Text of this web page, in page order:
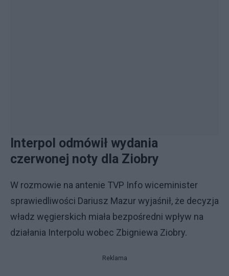
Interpol odmówił wydania
czerwonej noty dla Ziobry
W rozmowie na antenie TVP Info wiceminister
sprawiedliwości Dariusz Mazur wyjaśnił, że decyzja
władz węgierskich miała bezpośredni wpływ na
działania Interpolu wobec Zbigniewa Ziobry.
Reklama